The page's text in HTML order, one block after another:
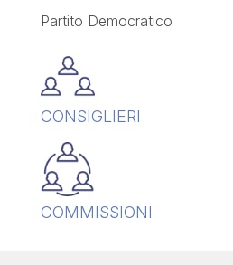
Partito Democratico
CONSIGLIERI
COMMISSIONI